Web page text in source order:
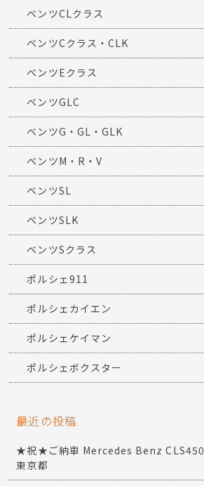
ベンツCLクラス
ベンツCクラス・CLK
ベンツEクラス
ベンツGLC
ベンツG・GL・GLK
ベンツM・R・V
ベンツSL
ベンツSLK
ベンツSクラス
ポルシェ911
ポルシェカイエン
ポルシェケイマン
ポルシェボクスター
最近の投稿
★祝★ご納車 Mercedes Benz CLS450
東京都